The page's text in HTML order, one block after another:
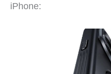
iPhone: